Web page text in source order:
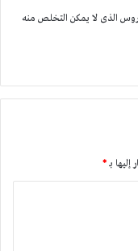
الذى لا يمكن التخلص منه
بـ*